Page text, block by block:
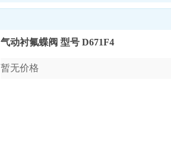
气动衬氟蝶阀 型号 D671F4
暂无价格